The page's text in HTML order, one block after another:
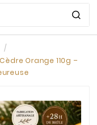
Orange 110g –